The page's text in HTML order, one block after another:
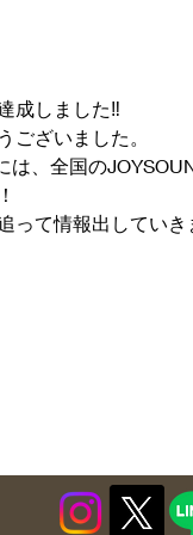
成しました‼︎
ございました。
は、全国の
って情報出していき